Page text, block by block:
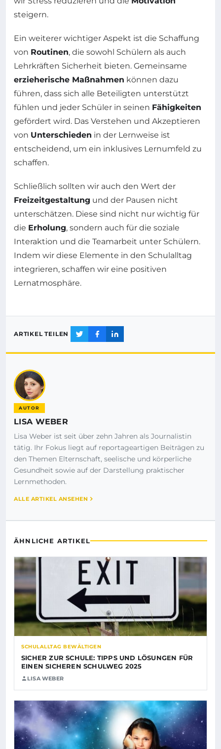
steigern.
Ein weiterer wichtiger Aspekt ist die Schaffung
von Routinen, die sowohl Schülern als auch
Lehrkräften Sicherheit bieten. Gemeinsame
erzieherische Maßnahmen können dazu
führen, dass sich alle Beteiligten unterstützt
fühlen und jeder Schüler in seinen Fähigkeiten
gefördert wird. Das Verstehen und Akzeptieren
von Unterschieden in der Lernweise ist
entscheidend, um ein inklusives Lernumfeld zu
schaffen.
Schließlich sollten wir auch den Wert der
Freizeitgestaltung und der Pausen nicht
unterschätzen. Diese sind nicht nur wichtig für
die Erholung, sondern auch für die soziale
Interaktion und die Teamarbeit unter Schülern.
Indem wir diese Elemente in den Schulalltag
integrieren, schaffen wir eine positiven
Lernatmosphäre.
ARTIKEL TEILEN
AUTOR
LISA WEBER
Lisa Weber ist seit über zehn Jahren als Journalistin
tätig. Ihr Fokus liegt auf reportageartigen Beiträgen zu
den Themen Elternschaft, seelische und körperliche
Gesundheit sowie auf der Darstellung praktischer
Lernmethoden.
ALLE ARTIKEL ANSEHEN
ÄHNLICHE ARTIKEL
SCHULALLTAG BEWÄLTIGEN
SICHER ZUR SCHULE: TIPPS UND LÖSUNGEN FÜR
EINEN SICHEREN SCHULWEG 2025
LISA WEBER